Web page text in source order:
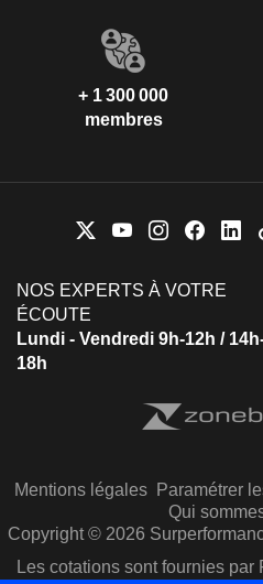
+ 1 300 000
membres
NOS EXPERTS À VOTRE
ÉCOUTE
Lundi - Vendredi 9h-12h /
18h
Mentions légales Paramétrer
Qui
Copyright © 2026
Les cotations sont fournies par